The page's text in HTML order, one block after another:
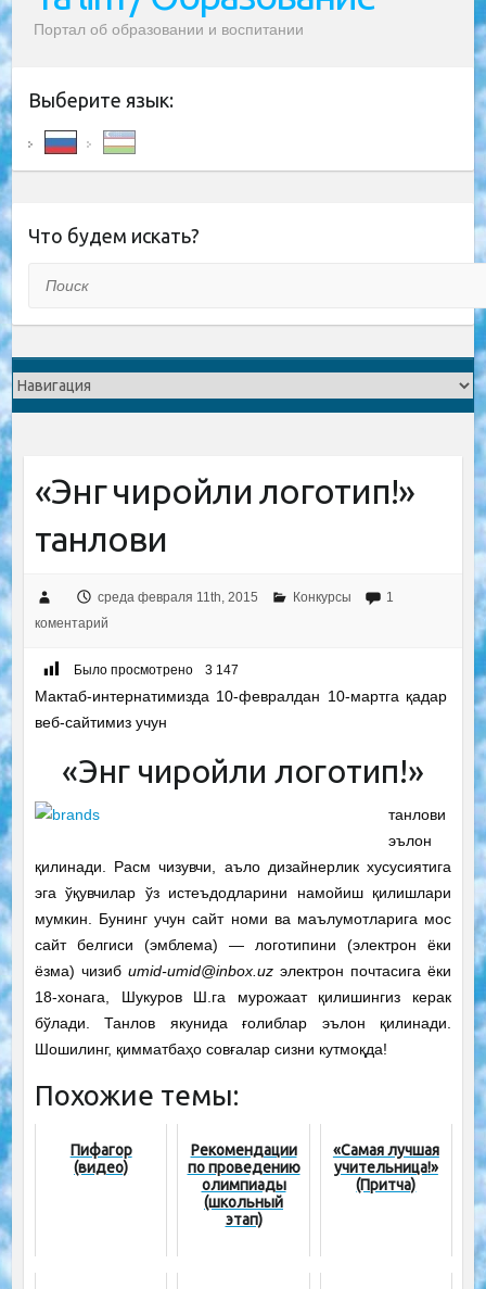
Портал об образовании и воспитании
Выберите язык:
Что будем искать?
«Энг чиройли логотип!»
танлови
среда февраля 11th, 2015 Конкурсы
1
коментарий
Было просмотрено 3 147
Мактаб-интернатимизда 10-февралдан 10-мартга қадар
веб-сайтимиз учун
«Энг чиройли логотип!»
танлови
эълон
қилинади. Расм чизувчи, аъло дизайнерлик хусусиятига
эга ўқувчилар ўз истеъдодларини намойиш қилишлари
мумкин. Бунинг учун сайт номи ва маълумотларига мос
сайт белгиси (эмблема) — логотипини (электрон ёки
ёзма) чизиб umid-umid@inbox.uzэлектрон почтасига ёки
18-хонага, Шукуров Ш.га мурожаат қилишингиз керак
бўлади. Танлов якунида ғолиблар эълон қилинади.
Шошилинг, қимматбаҳо совғалар сизни кутмоқда!
Похожие темы:
Пифагор
(видео)
Рекомендации
по проведению
олимпиады
(школьный
этап)
«Самая лучшая
учительница!»
(Притча)